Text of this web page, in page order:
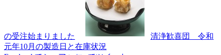
の受注始まりました
清浄歓喜団 令和
元年10月の製造日と在庫状況